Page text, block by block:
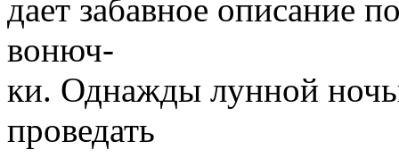
дает забавное описание
вонюч-
ки. Однажды лунной
проведать